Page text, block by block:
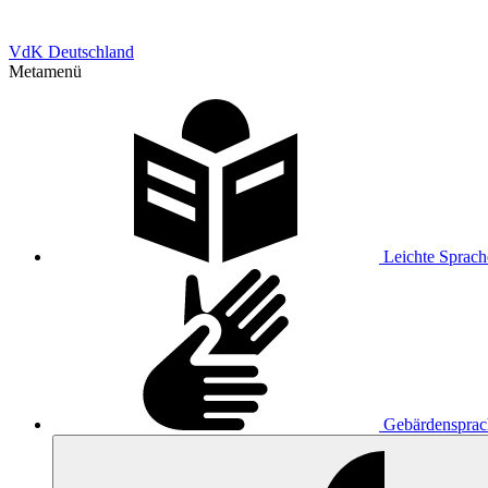
VdK Deutschland
Metamenü
Leichte